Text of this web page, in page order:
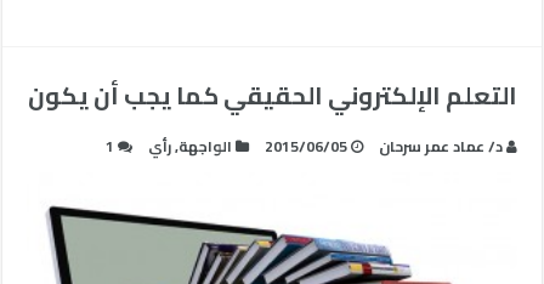
التعلم الإلكتروني الحقيقي كما يجب أن يكون
د/ عماد عمر سرحان 2015/06/05 الواجهة,رأي 1